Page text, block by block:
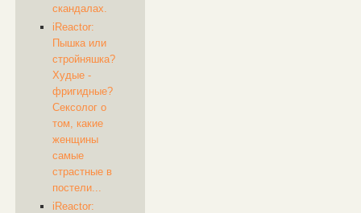
скандалах.
iReactor:
Пышка или
стройняшка?
Худые -
фригидные?
Сексолог о
том, какие
женщины
самые
страстные в
постели...
iReactor: